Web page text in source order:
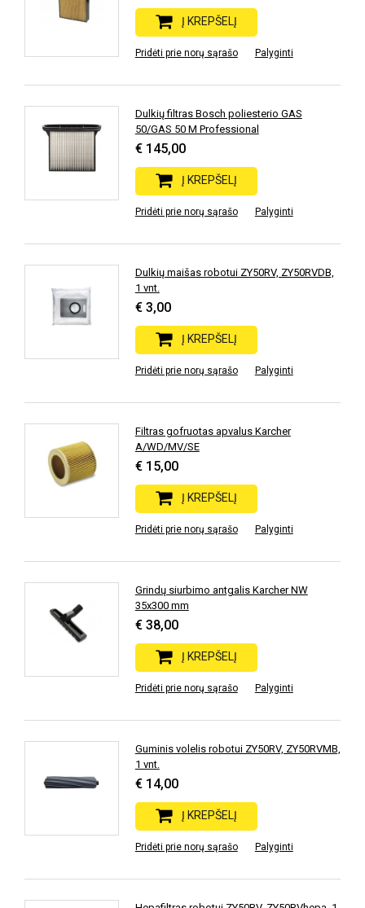
Į KREPŠELĮ
Pridėti prie norų sąrašo Palyginti
Dulkių filtras Bosch poliesterio GAS
50/GAS 50 M Professional
€ 145,00
Į KREPŠELĮ
Pridėti prie norų sąrašo Palyginti
Dulkių maišas robotui ZY50RV, ZY50RVDB,
1 vnt.
€ 3,00
Į KREPŠELĮ
Pridėti prie norų sąrašo Palyginti
Filtras gofruotas apvalus Karcher
A/WD/MV/SE
€ 15,00
Į KREPŠELĮ
Pridėti prie norų sąrašo Palyginti
Grindų siurbimo antgalis Karcher NW
35x300 mm
€ 38,00
Į KREPŠELĮ
Pridėti prie norų sąrašo Palyginti
Guminis volelis robotui ZY50RV, ZY50RVMB,
1 vnt.
€ 14,00
Į KREPŠELĮ
Pridėti prie norų sąrašo Palyginti